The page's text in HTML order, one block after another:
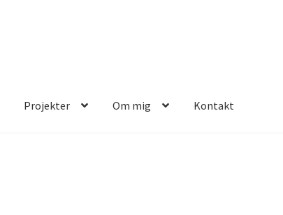
Projekter Om mig Kontakt